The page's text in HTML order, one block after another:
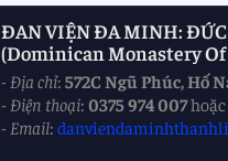
ĐAN VIỆN ĐA MINH:
(Dominican Monastery
- Địa chỉ:572C Ngũ Phúc, Hố
- Điện thoại:0375 974 007
- Email: